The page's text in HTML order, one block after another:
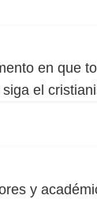
en que
el
y